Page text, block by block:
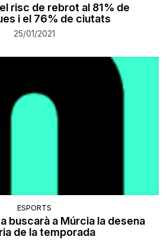
risc de rebrot al 81% de
i el 76% de ciutats
25/01/2021
ESPORTS
buscarà a Múrcia la desena
de la temporada